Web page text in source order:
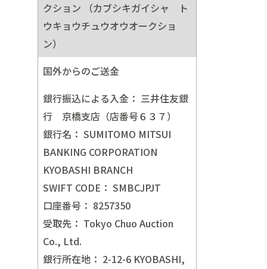
クション （カブシキガイシャ ト
ウキョウチュウオウオークショ
ン）
国外からのご送金
銀行振込による入金： 三井住友銀
行 京橋支店（店番号６３７）
銀行名： SUMITOMO MITSUI
BANKING CORPORATION
KYOBASHI BRANCH
SWIFT CODE： SMBCJPJT
口座番号： 8257350
受取先： Tokyo Chuo Auction
Co., Ltd.
銀行所在地： 2-12-6 KYOBASHI,